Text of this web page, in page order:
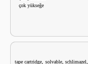
çok yükseğe
tape cartridge solvable,schlimazel